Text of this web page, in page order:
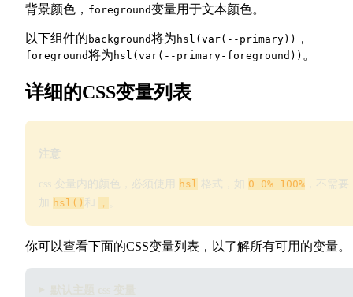
背景颜色， foreground变量用于文本颜色。
以下组件的 background将为 hsl(var(--primary)) ，
foreground将为 hsl(var(--primary-foreground)) 。
详细的CSS变量列表
注意
css 变量内的颜色，必须使用 hsl 格式，如 0 0% 100% ，不需要
加
hsl() 和 ，
你可以查看下面的CSS变量列表，以了解所有可用的变量。